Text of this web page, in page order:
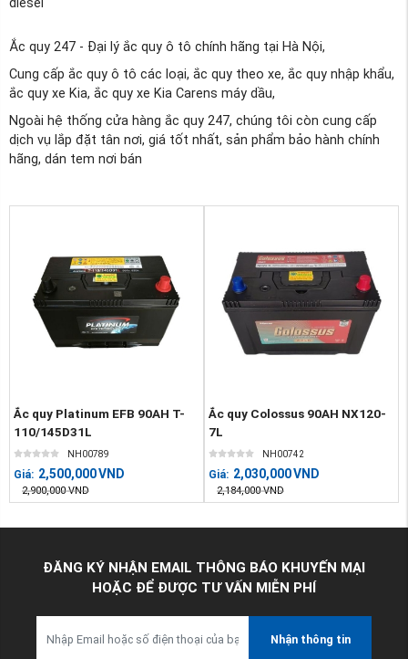
Ắc quy 247 - Đại lý ắc quy ô tô chính hãng tại Hà Nội,
Cung cấp ắc quy ô tô các loại, ắc quy theo xe, ắc quy nhập khẩu,
ắc quy xe Kia, ắc quy xe Kia Carens máy dầu,
Ngoài hệ thống cửa hàng ắc quy 247, chúng tôi còn cung cấp
dịch vụ lắp đặt tân nơi, giá tốt nhất, sản phẩm bảo hành chính
hãng, dán tem nơi bán
Ắc quy Platinum EFB 90AH T-
110/145D31L
NH00789
Giá: 2,500,000VND
2,900,000 VND
Ắc quy Colossus 90AH NX120-
7L
NH00742
Giá: 2,030,000VND
2,184,000 VND
ĐĂNG KÝ NHẬN EMAIL THÔNG BÁO KHUYẾN MẠI
HOẶC ĐỂ ĐƯỢC TƯ VẤN MIỄN PHÍ
Nhận thông tin